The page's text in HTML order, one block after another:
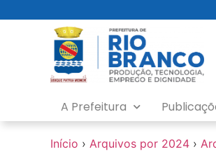
conteúdo
A Prefeitura
Início › Arquivos por 2024 ›